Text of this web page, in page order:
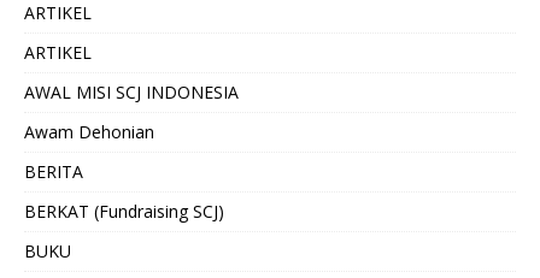
ARTIKEL
ARTIKEL
AWAL MISI SCJ INDONESIA
Awam Dehonian
BERITA
BERKAT (Fundraising SCJ)
BUKU